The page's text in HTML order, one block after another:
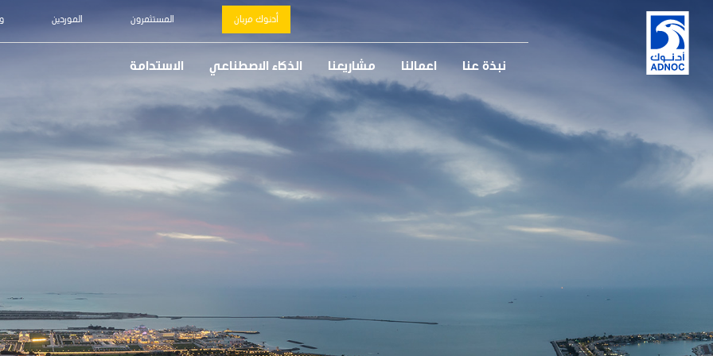
أدنوك مربان المستثمرون الموردين
نبذة عنا اعمالنا مشاريعنا الذكاء الاصطناعي الاستدامة